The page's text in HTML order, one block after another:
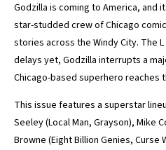
Godzilla is coming to America, and
star-studded crew of Chicago
stories across the Windy City. The
delays yet, Godzilla interrupts a
Chicago-based superhero reaches
This issue features a superstar
Seeley (Local Man, Grayson), Mike
Browne (Eight Billion Genies, Curse